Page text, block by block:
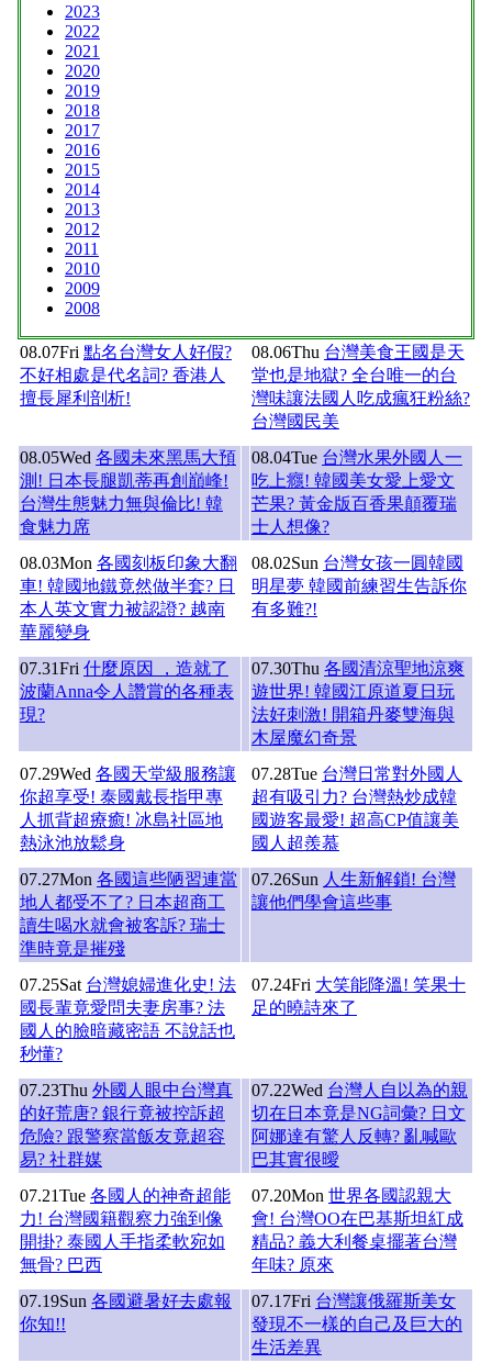
2023
2022
2021
2020
2019
2018
2017
2016
2015
2014
2013
2012
2011
2010
2009
2008
08.07Fri 點名台灣女人好假?
不好相處是代名詞? 香港人
擅長犀利剖析!
08.06Thu 台灣美食王國是天
堂也是地獄? 全台唯一的台
灣味讓法國人吃成瘋狂粉絲?
台灣國民美
08.05Wed 各國未來黑馬大預
測! 日本長腿凱蒂再創巔峰!
台灣生態魅力無與倫比! 韓
食魅力席
08.04Tue 台灣水果外國人一
吃上癮! 韓國美女愛上愛文
芒果? 黃金版百香果顛覆瑞
士人想像?
08.03Mon 各國刻板印象大翻
車! 韓國地鐵竟然做半套? 日
本人英文實力被認證? 越南
華麗變身
08.02Sun 台灣女孩一圓韓國
明星夢 韓國前練習生告訴你
有多難?!
07.31Fri 什麼原因 ，造就了
波蘭Anna令人讚賞的各種表
現?
07.30Thu 各國清涼聖地涼爽
遊世界! 韓國江原道夏日玩
法好刺激! 開箱丹麥雙海與
木屋魔幻奇景
07.29Wed 各國天堂級服務讓
你超享受! 泰國戴長指甲專
人抓背超療癒! 冰島社區地
熱泳池放鬆身
07.28Tue 台灣日常對外國人
超有吸引力? 台灣熱炒成韓
國遊客最愛! 超高CP值讓美
國人超羨慕
07.27Mon 各國這些陋習連當
地人都受不了? 日本超商工
讀生喝水就會被客訴? 瑞士
準時竟是摧殘
07.26Sun 人生新解鎖! 台灣
讓他們學會這些事
07.25Sat 台灣媳婦進化史! 法
國長輩竟愛問夫妻房事? 法
國人的臉暗藏密語 不說話也
秒懂?
07.24Fri 大笑能降溫! 笑果十
足的曉詩來了
07.23Thu 外國人眼中台灣真
的好荒唐? 銀行竟被控訴超
危險? 跟警察當飯友竟超容
易? 社群媒
07.22Wed 台灣人自以為的親
切在日本竟是NG詞彙? 日文
阿娜達有驚人反轉? 亂喊歐
巴其實很曖
07.21Tue 各國人的神奇超能
力! 台灣國籍觀察力強到像
開掛? 泰國人手指柔軟宛如
無骨? 巴西
07.20Mon 世界各國認親大
會! 台灣OO在巴基斯坦紅成
精品? 義大利餐桌擺著台灣
年味? 原來
07.19Sun 各國避暑好去處報
你知!!
07.17Fri 台灣讓俄羅斯美女
發現不一樣的自己及巨大的
生活差異